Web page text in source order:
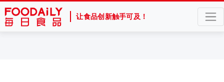
让食品创新触手可及！